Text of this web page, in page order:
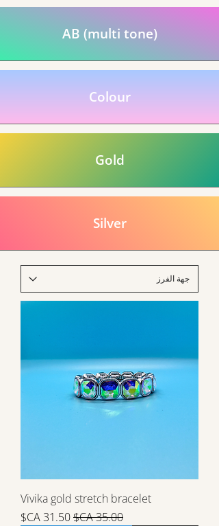
AB (multi tone)
Colour
Gold
Silver
Vivika gold stretch bracelet
سعر عادي سعر البيع